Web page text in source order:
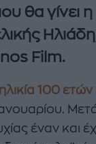
θα γίνει η
Film.
100 ετών
έναν και